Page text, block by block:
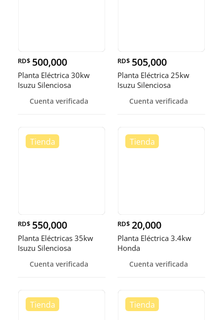
RD$ 500,000
Planta Eléctrica 30kw
Isuzu Silenciosa
Cuenta verificada
RD$ 505,000
Planta Eléctrica 25kw
Isuzu Silenciosa
Cuenta verificada
RD$ 550,000
Planta Eléctricas 35kw
Isuzu Silenciosa
Cuenta verificada
RD$ 20,000
Planta Eléctrica 3.4kw
Honda
Cuenta verificada